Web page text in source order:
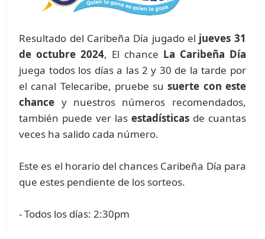
Resultado del Caribeña Día jugado el jueves 31
de octubre 2024, El chance La Caribeña Día
juega todos los días a las 2 y 30 de la tarde por
el canal Telecaribe, pruebe susuerte con este
chance y nuestros números recomendados,
también puede ver las estadísticas de cuantas
veces ha salido cada número.
Este es el horario del chances Caribeña Día para
que estes pendiente de los sorteos.
- Todos los días: 2:30pm